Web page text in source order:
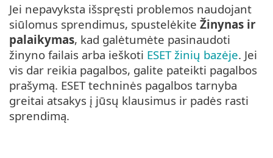
Jei nepavyksta išspręsti problemos naudojant
siūlomus sprendimus, spustelėkite Žinynas ir
palaikymas, kad galėtumėte pasinaudoti
žinyno failais arba ieškoti ESET žinių bazėje. Jei
vis dar reikia pagalbos, galite pateikti pagalbos
prašymą. ESET techninės pagalbos tarnyba
greitai atsakys į jūsų klausimus ir padės rasti
sprendimą.